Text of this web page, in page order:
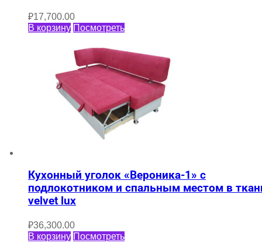
₽17,700.00
В корзину Посмотреть
Кухонный уголок «Вероника-1» с
подлокотником и спальным местом в
velvet lux
₽36,300.00
В корзину Посмотреть